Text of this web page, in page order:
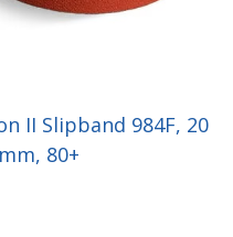
II Slipband 984F, 20
80+